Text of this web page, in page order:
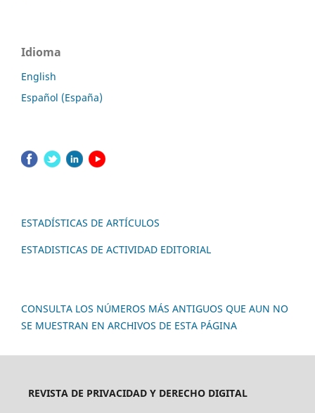
Idioma
English
Español (España)
ESTADÍSTICAS DE ARTÍCULOS
ESTADISTICAS DE ACTIVIDAD EDITORIAL
CONSULTA LOS NÚMEROS MÁS ANTIGUOS QUE AUN NO
SE MUESTRAN EN ARCHIVOS DE ESTA PÁGINA
REVISTA DE PRIVACIDAD Y DERECHO DIGITAL